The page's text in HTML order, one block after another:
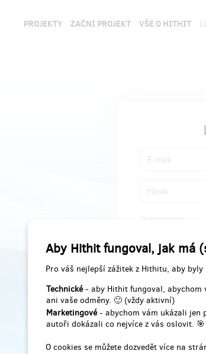
Aby Hithit fungoval, jak má
Pro váš nejlepší zážitek z Hithitu, aby
Technické- aby Hithit fungoval, abychom
ani vaše odměny. 🙂 (vždy aktivní)
Marketingové- abychom vám ukázali jen
autoři dokázali co nejvíce z vás oslovit. 🎯
O cookies se můžete dozvedět více na
PROJEKTY ZAČNI PROJEKT VŠE O HITHIT
Registrovat